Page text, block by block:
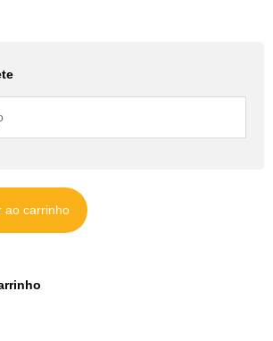
ao carrinho